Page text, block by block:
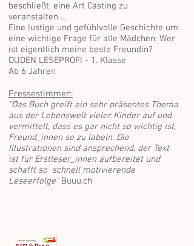
beschließt, eine Art Casting zu
veranstalten …
Eine lustige und gefühlvolle Geschichte um
eine wichtige Frage für alle Mädchen: Wer
ist eigentlich meine beste Freundin?
DUDEN LESEPROFI - 1. Klasse
Ab 6 Jahren
Pressestimmen:
"Das Buch greift ein sehr präsentes Thema
aus der Lebenswelt vieler Kinder auf und
vermittelt, dass es gar nicht so wichtig ist,
Freund_innen so zu labeln. Die
Illustrationen sind ansprechend, der Text
ist für Erstleser_innen aufbereitet und
schafft so schnell motivierende
Leseerfolge" Buuu.ch